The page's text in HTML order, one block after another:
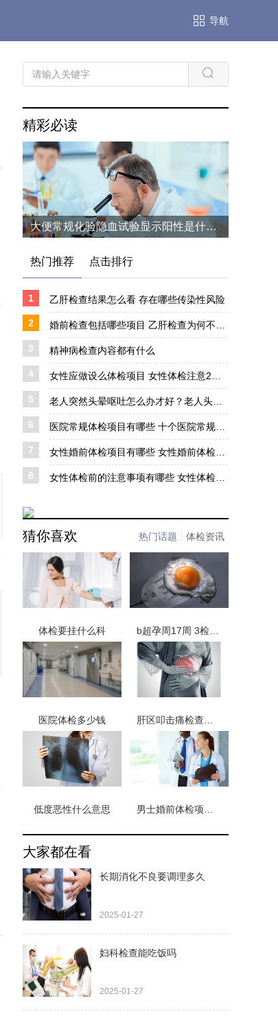
导航
精彩必读
大便常规化验隐血试验显示阳性是什么症状 隐血阳性可能预示哪些健康风险
热门推荐 点击排行
1 乙肝检查结果怎么看 存在哪些传染性风险
2
3 精神病检查内容都有什么
4
5
6
7
8
猜你喜欢 热门话题 体检资讯
体检要挂什么科
医院体检多少钱
低度恶性什么意思
大家都在看
长期消化不良要调理多久
2025-01-27
妇科检查能吃饭吗
2025-01-27